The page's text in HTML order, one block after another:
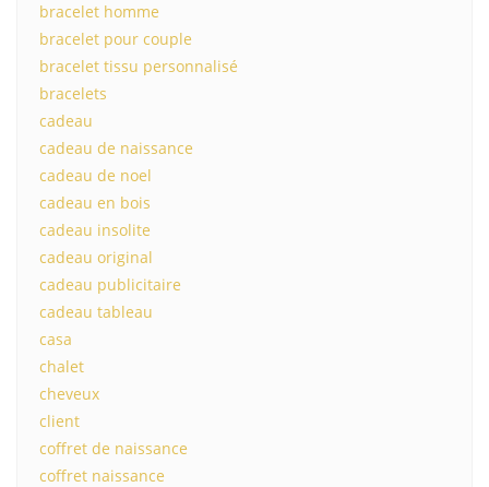
bracelet homme
bracelet pour couple
bracelet tissu personnalisé
bracelets
cadeau
cadeau de naissance
cadeau de noel
cadeau en bois
cadeau insolite
cadeau original
cadeau publicitaire
cadeau tableau
casa
chalet
cheveux
client
coffret de naissance
coffret naissance